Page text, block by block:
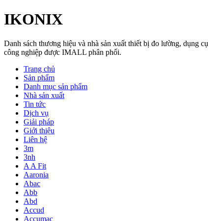
IKONIX
Danh sách thương hiệu và nhà sản xuất thiết bị đo lường, dụng cụ
công nghiệp được IMALL phân phối.
Trang chủ
Sản phẩm
Danh mục sản phẩm
Nhà sản xuất
Tin tức
Dịch vụ
Giải pháp
Giới thiệu
Liên hệ
3m
3nh
A A Fit
Aaronia
Abac
Abb
Abd
Accud
Accumac